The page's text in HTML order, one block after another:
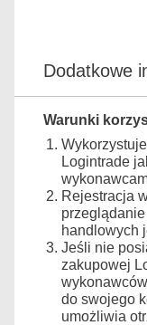
Dodatkowe
Warunki
Logintrade
Rejestracja
przeglądanie
handlowych
Jeśli nie
zakupowej
do swojego
umożliwia